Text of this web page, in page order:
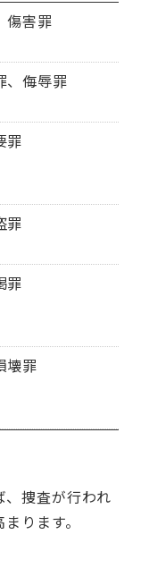
傷害罪
、侮辱罪
罪
罪
罪
壊罪
捜査が行われ
ります。